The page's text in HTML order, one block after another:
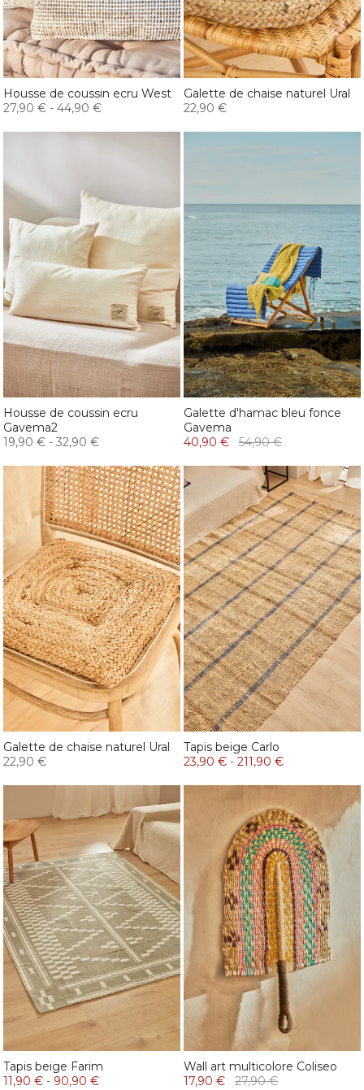
Housse de coussin ecru West
27,90 € - 44,90 €
Galette de chaise naturel Ural
22,90 €
Housse de coussin ecru
Gavema2
19,90 € - 32,90 €
Galette d'hamac bleu fonce
Gavema
40,90 €
54,90 €
Galette de chaise naturel Ural
22,90 €
Tapis beige Carlo
23,90 € - 211,90 €
Tapis beige Farim
11,90 € - 90,90 €
Wall art multicolore Coliseo
17,90 €
27,90 €